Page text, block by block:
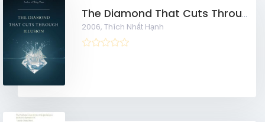
The Diamond That Cuts Through I
2006,Thích Nhất Hạnh